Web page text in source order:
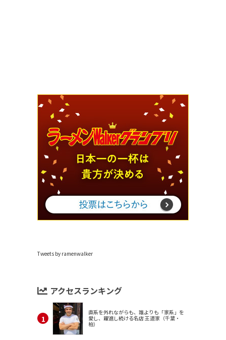
Tweets by ramenwalker
アクセスランキング
直系を外れながらも、誰よりも「家系」を
愛し、躍進し続ける名店 王道家（千葉・
柏）